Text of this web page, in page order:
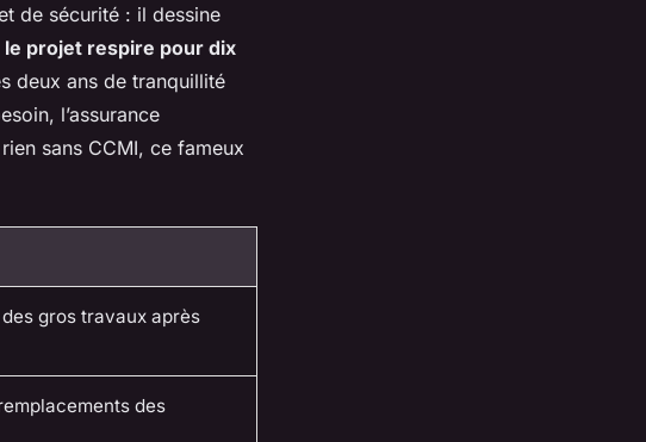
de sécurité : il dessine
projet respire pour dix
deux ans de tranquillité
l’assurance
sans CCMI, ce fameux
gros travaux après
des